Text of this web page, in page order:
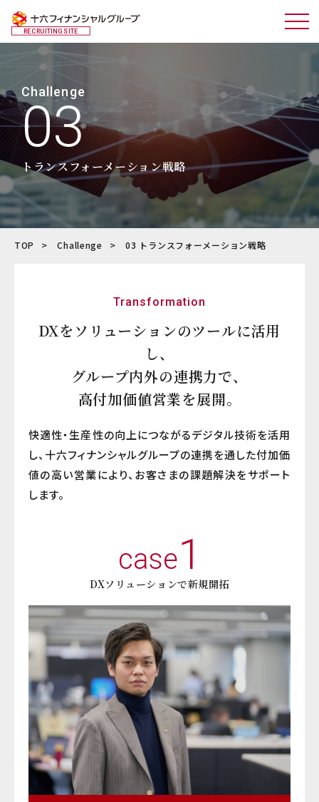
RECRUITING SITE
Challenge
03
トランスフォーメーション戦略
TOP Challenge 03 トランスフォーメーション戦略
Transformation
DXをソリューションのツールに活用
し、
グループ内外の連携力で、
高付加価値営業を展開。
快適性・生産性の向上につながるデジタル技術を活用
し、十六フィナンシャルグループの連携を通した付加価
値の高い営業により、お客さまの課題解決をサポート
します。
case1
DXソリューションで新規開拓